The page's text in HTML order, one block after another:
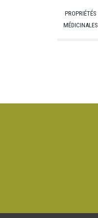
PROPRIÉTÉS
MÉDICINALES